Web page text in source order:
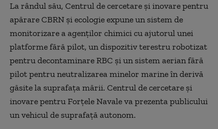
La rândul său, Centrul de cercetare şi inovare pentru
apărare CBRN şi ecologie expune un sistem de
monitorizare a agenţilor chimici cu ajutorul unei
platforme fără pilot, un dispozitiv terestru robotizat
pentru decontaminare RBC şi un sistem aerian fără
pilot pentru neutralizarea minelor marine în derivă
găsite la suprafaţa mării. Centrul de cercetare şi
inovare pentru Forţele Navale va prezenta publicului
un vehicul de suprafaţă autonom.